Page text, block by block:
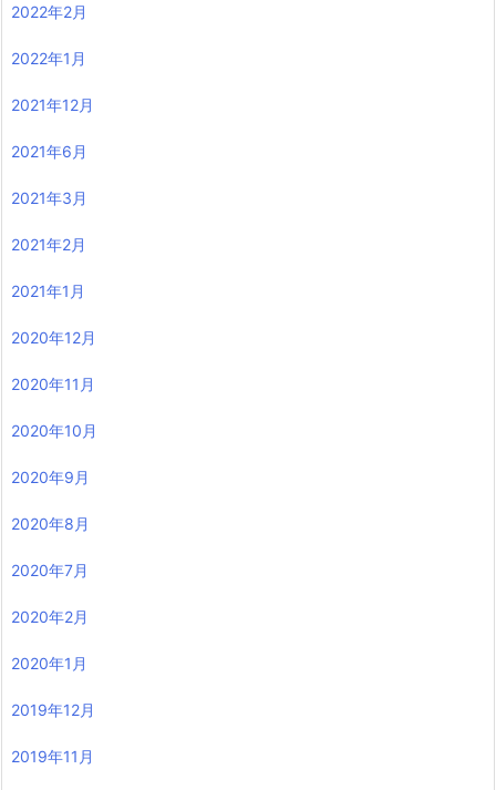
2022年2月
2022年1月
2021年12月
2021年6月
2021年3月
2021年2月
2021年1月
2020年12月
2020年11月
2020年10月
2020年9月
2020年8月
2020年7月
2020年2月
2020年1月
2019年12月
2019年11月